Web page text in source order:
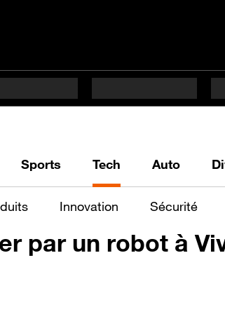
de la catégorie
Sports Tech Auto
Innovation Sécurité
par un robot à